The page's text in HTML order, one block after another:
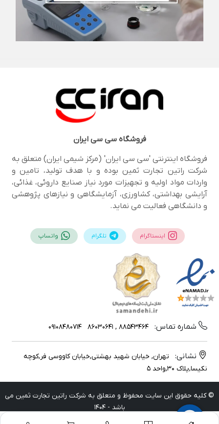
فروشگاهسی سی ایران
فروشگاه اینترنتی 'سی سی ایران' (مرکز شیمی ایران) متعلق به
شرکت راتین تجارت ثمین بوده و با هدف تولید، تامین و
واردات مواد اولیه و تجهیزات مورد نیاز صنایع داروئی، غذائی،
آرایشی بهداشتی، کشاورزی، آزمایشگاهی و نیازهای پژوهشی
و دانشگاهی فعالیت می نماید.
اینستاگرام تلگرام واتساپ
شماره تماس: 88543464 , 86030641
09108480714
نشانی:
تهران, خیابان شهید بهشتی,خیابان کاووسی فر,کوچه
نکیسا,پلاک 30,واحد 5
© کلیه حقوق این سایت محفوظ و متعلق به شرکت راتین تجارت ثمین می
باشد - 1404